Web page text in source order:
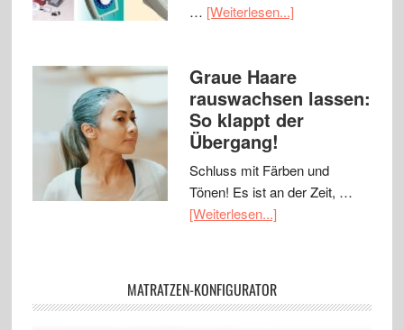
… [Weiterlesen...]
Graue Haare
rauswachsen lassen:
So klappt der
Übergang!
Schluss mit Färben und
Tönen! Es ist an der Zeit, …
[Weiterlesen...]
MATRATZEN-KONFIGURATOR